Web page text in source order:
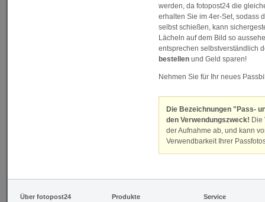
werden, da fotopost24 die
erhalten Sie im 4er-Set, sodass
selbst schießen, kann
Lächeln auf dem Bild so
entsprechen selbstverständlich
bestellen und Geld sparen!
Nehmen Sie für Ihr neues
Die Bezeichnungen "Pass-
den Verwendungszweck! Die
der Aufnahme ab, und kann
Verwendbarkeit Ihrer
Über fotopost24
Produkte
Service